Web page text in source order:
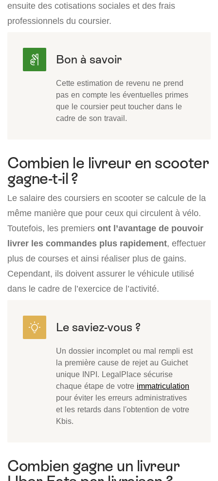
ensuite des cotisations sociales et des frais
professionnels du coursier.
Cette estimation de revenu ne prend
pas en compte les éventuelles primes
que le coursier peut toucher dans le
cadre de son travail.
Combien le livreur en scooter
gagne-t-il ?
Le salaire des coursiers en scooter se calcule de la
même manière que pour ceux qui circulent à vélo.
Toutefois, les premiers ont l’avantage de pouvoir
livrer les commandes plus rapidement, effectuer
plus de courses et ainsi réaliser plus de gains.
Cependant, ils doivent assurer le véhicule utilisé
dans le cadre de l’exercice de l’activité.
Un dossier incomplet ou mal rempli est
la première cause de rejet au Guichet
unique INPI. LegalPlace sécurise
chaque étape de votre immatriculation
pour éviter les erreurs administratives
et les retards dans l'obtention de votre
Kbis.
Combien gagne un livreur